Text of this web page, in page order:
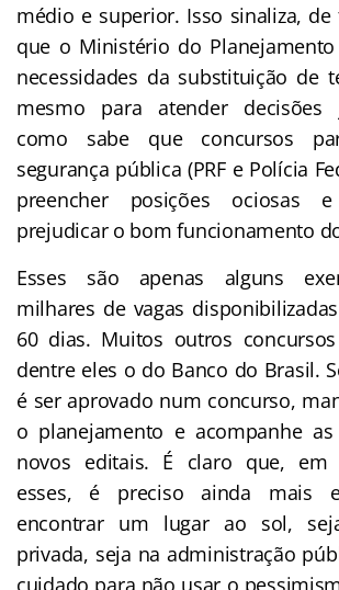
médio e superior. Isso sinaliza,
que o Ministério do
necessidades da substituição de
mesmo para atender decisões
como sabe que concursos
segurança pública (PRF e Polícia
preencher posições ociosas
prejudicar o bom funcionamento
Esses são apenas alguns
milhares de vagas
60 dias. Muitos outros
dentre eles o do Banco do Brasil.
é ser aprovado num concurso,
o planejamento e acompanhe
novos editais. É claro que, em
esses, é preciso ainda mais
encontrar um lugar ao sol,
privada, seja na administração
cuidado para não usar o